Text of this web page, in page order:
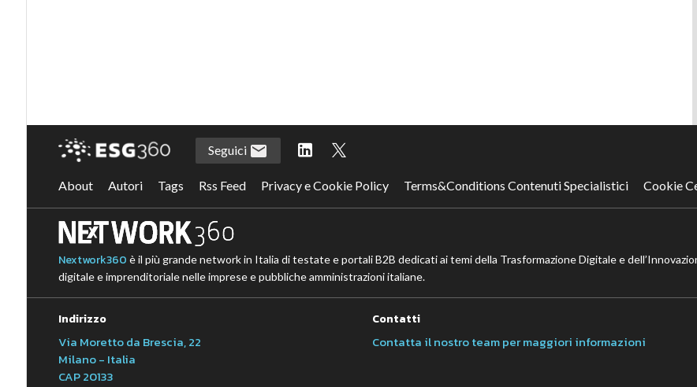
Seguici
About Autori Tags Rss Feed Privacy e Cookie Policy Terms&Conditions Contenuti Specialistici Cookie
Nextwork360 è il più grande network in Italia di testate e portali B2B dedicati ai temi della Trasformazione Digitale e
digitale e imprenditoriale nelle imprese e pubbliche amministrazioni italiane.
Indirizzo
Via Moretto da Brescia, 22
Milano - Italia
CAP 20133
Contatti
Contatta il nostro team per maggiori informazioni